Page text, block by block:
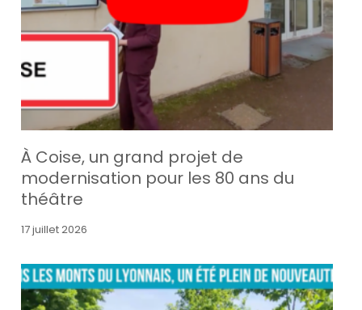
À Coise, un grand projet de
modernisation pour les 80 ans du
théâtre
17 juillet 2026